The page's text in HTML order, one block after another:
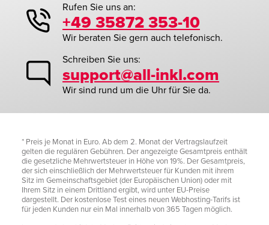
Rufen Sie uns an:
+49 35872 353-10
Wir beraten Sie gern auch telefonisch.
Schreiben Sie uns:
support@all-inkl.com
Wir sind rund um die Uhr für Sie da.
* Preis je Monat in Euro. Ab dem 2. Monat der Vertragslaufzeit
gelten die regulären Gebühren. Der angezeigte Gesamtpreis enthält
die gesetzliche Mehrwertsteuer in Höhe von 19%. Der Gesamtpreis,
der sich einschließlich der Mehrwertsteuer für Kunden mit ihrem
Sitz im Gemeinschaftsgebiet (der Europäischen Union) oder mit
Ihrem Sitz in einem Drittland ergibt, wird unter EU-Preise
dargestellt. Der kostenlose Test eines neuen Webhosting-Tarifs ist
für jeden Kunden nur ein Mal innerhalb von 365 Tagen möglich.